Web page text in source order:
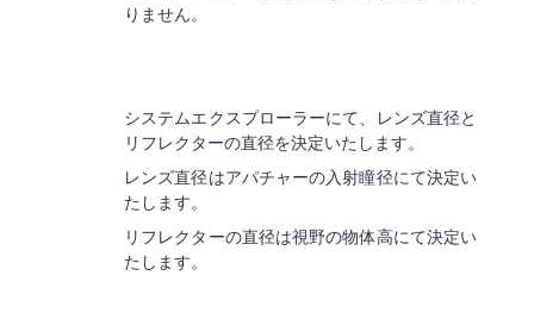
りません。
システムエクスプローラーにて、レンズ直径と
リフレクターの直径を決定いたします。
レンズ直径はアパチャーの入射瞳径にて決定い
たします。
リフレクターの直径は視野の物体高にて決定い
たします。